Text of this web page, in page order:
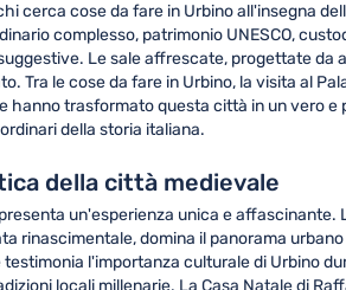
cerca cose da fare in Urbino all'insegna
complesso, patrimonio UNESCO,
Le sale affrescate, progettate
le cose da fare in Urbino, la visita al
trasformato questa città in un vero
della storia italiana.
della città medievale
un'esperienza unica e
rinascimentale, domina il panorama
l'importanza culturale di Urbino
locali millenarie. La Casa Natale di